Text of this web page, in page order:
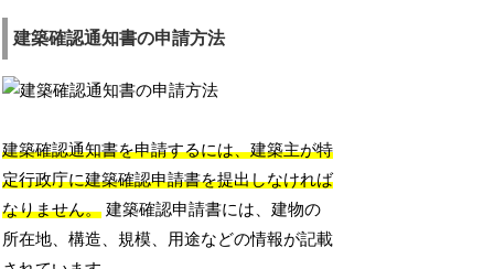
建築確認通知書の申請方法
建築確認通知書を申請するには、建築主が特
定行政庁に建築確認申請書を提出しなければ
なりません。 建築確認申請書には、建物の
所在地、構造、規模、用途などの情報が記載